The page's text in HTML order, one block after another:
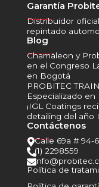
Garantía
______
Distribuidor
repintado
Blog
______
Chamäleon y
en el Congreso
en Bogotá
PROBITEC
Especializado
¡IGL Coatings
detailing del año
Contáctenos
______
Calle 69a # 94-
(1) 2298559

Política de